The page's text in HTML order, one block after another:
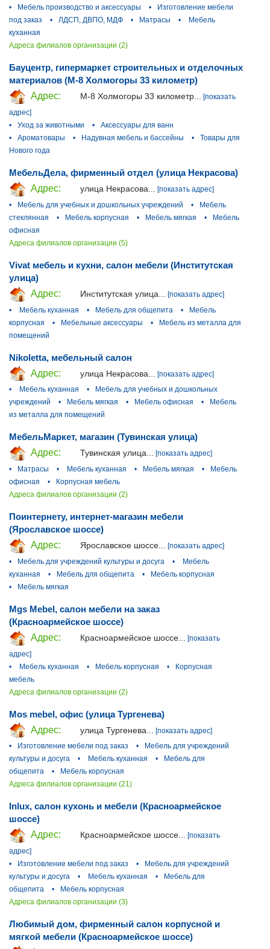
•
Мебель производство и аксессуары •
Изготовление мебели
под заказ
• ЛДСП, ДВПО, МДФ • Матрасы •
Мебель
куханная
Адреса филиалов организации (2)
Бауцентр, гипермаркет строительных и отделочных
материалов (М-8 Холмогоры 33 километр)
Адрес:
М-8 Холмогоры 33 километр... [показать
адрес]
•
Уход за животными •
Аксессуары для ванн
•
Ароматовары • Надувная мебель и бассейны •
Товары для
Нового года
МебельДела, фирменный отдел (улица Некрасова)
Адрес:
улица Некрасова...
[показать адрес]
•
Мебель для учебных и дошкольных учреждений •
Мебель
стеклянная
• Мебель корпусная • Мебель мягкая •
Мебель
офисная
Адреса филиалов организации (5)
Vivat мебель и кухни, салон мебели (Институтская
улица)
Адрес:
Институтская улица...
[показать адрес]
•
Мебель куханная • Мебель для общепита •
Мебель
корпусная
• Мебельные аксессуары •
Мебель из металла для
помещений
Nikoletta, мебельный салон
Адрес:
улица Некрасова...
[показать адрес]
•
Мебель куханная •
Мебель для учебных и дошкольных
учреждений
• Мебель мягкая • Мебель офисная •
Мебель
из металла для помещений
МебельМаркет, магазин (Тувинская улица)
Адрес:
Тувинская улица... [показать адрес]
•
Матрасы • Мебель куханная • Мебель мягкая •
Мебель
офисная
•
Корпусная мебель
Адреса филиалов организации (2)
Поинтернету, интернет-магазин мебели
(Ярославское шоссе)
Адрес:
Ярославское шоссе...
[показать адрес]
•
Мебель для учреждений культуры и досуга •
Мебель
куханная
• Мебель для общепита •
Мебель корпусная
•
Мебель мягкая
Mgs Mebel, салон мебели на заказ
(Красноармейское шоссе)
Адрес:
Красноармейское шоссе...
[показать
адрес]
•
Мебель куханная • Мебель корпусная •
Корпусная
мебель
Адреса филиалов организации (2)
Mos mebel, офис (улица Тургенева)
Адрес:
улица Тургенева...
[показать адрес]
•
Изготовление мебели под заказ •
Мебель для учреждений
культуры и досуга
• Мебель куханная •
Мебель для
общепита
•
Мебель корпусная
Адреса филиалов организации (21)
Inlux, салон кухонь и мебели (Красноармейское
шоссе)
Адрес:
Красноармейское шоссе... [показать
адрес]
•
Изготовление мебели под заказ •
Мебель для учреждений
культуры и досуга
• Мебель куханная •
Мебель для
общепита
•
Мебель корпусная
Адреса филиалов организации (3)
Любимый дом, фирменный салон корпусной и
мягкой мебели (Красноармейское шоссе)